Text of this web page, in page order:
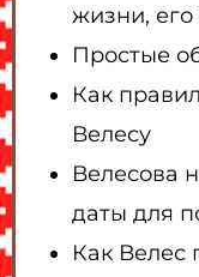
жизни,
Простые
Как
Велесу
Велесова
даты для
Как Велес